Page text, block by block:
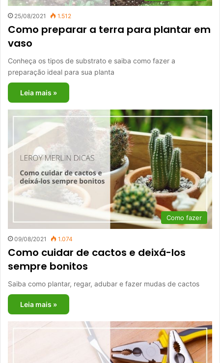
25/08/2021 1.512
Como preparar a terra para plantar em
vaso
Conheça os tipos de substrato e saiba como fazer a
preparação ideal para sua planta
Leia mais »
Como fazer
09/08/2021 1.074
Como cuidar de cactos e deixá-los
sempre bonitos
Saiba como plantar, regar, adubar e fazer mudas de cactos
Leia mais »